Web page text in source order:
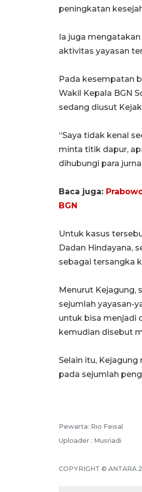
peningkatan
Ia juga
aktivitas yayasan
Pada kesempatan
Wakil Kepala BGN
sedang diusut
“Saya tidak kenal
minta titik dapur,
dihubungi para
Baca juga:
BGN
Untuk kasus
Dadan Hindayana,
sebagai tersangka
Menurut Kejagung,
sejumlah yayasan-
untuk bisa menjadi
kemudian disebut
Selain itu,
pada sejumlah
Pewarta: Rio Feisal
Uploader : Musriadi
COPYRIGHT © ANTARA